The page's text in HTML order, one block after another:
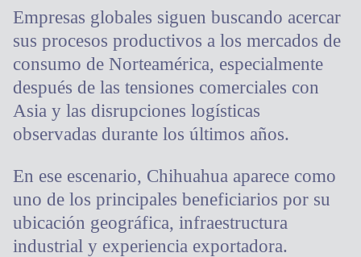
Empresas globales siguen buscando acercar
sus procesos productivos a los mercados de
consumo de Norteamérica, especialmente
después de las tensiones comerciales con
Asia y las disrupciones logísticas
observadas durante los últimos años.
En ese escenario, Chihuahua aparece como
uno de los principales beneficiarios por su
ubicación geográfica, infraestructura
industrial y experiencia exportadora.